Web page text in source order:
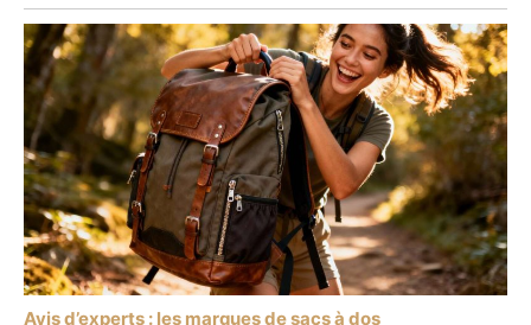
Avis d’experts : les marques de sacs à dos